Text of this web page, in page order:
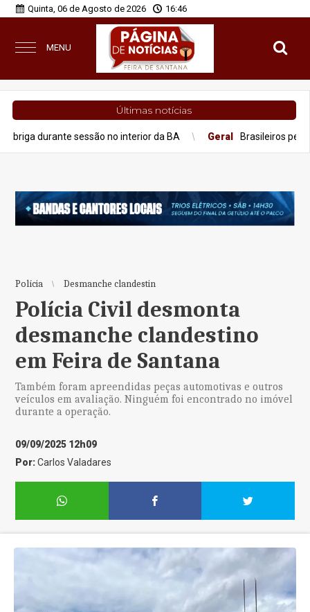
Quinta, 06 de Agosto de 2026 16:46
MENU
Últimas notícias
sessão no interior da BA Geral Brasileiros perderam R$
Polícia Desmanche clandestin
Polícia Civil desmonta
desmanche clandestino
em Feira de Santana
Também foram apreendidas peças automotivas e outros
veículos em avaliação. Ninguém foi encontrado no imóvel
durante a operação.
09/09/2025 12h09
Por:Carlos Valadares